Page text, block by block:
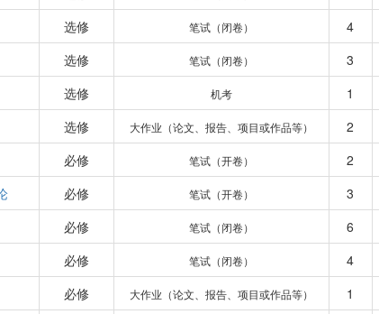
选修 笔试（闭卷） 4
选修 笔试（闭卷） 3
选修 机考 1
选修 大作业（论文、报告、项目或作品等） 2
必修 笔试（开卷） 2
必修 笔试（开卷） 3
必修 笔试（闭卷） 6
必修 笔试（闭卷） 4
必修 大作业（论文、报告、项目或作品等） 1